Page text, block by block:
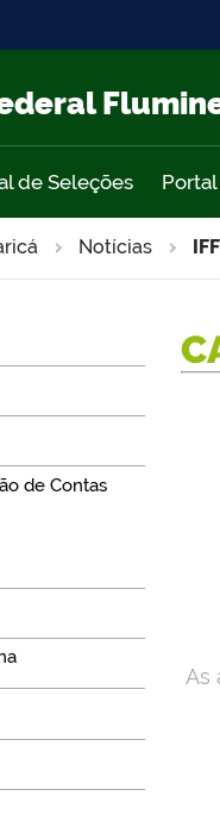
de Seleções
Notícias
de Contas
As